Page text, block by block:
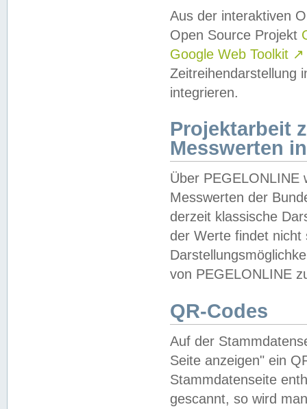
Aus der interaktiven
Open Source Projekt
Google Web Toolkit ↗
Zeitreihendarstellung
integrieren.
Projektarbeit
Messwerten
Über PEGELONLINE
Messwerten der
derzeit klassische
der Werte findet
von PEGELONLINE
QR-Codes
Auf der
Seite anzeigen" ein
Stammdatenseite
gescannt, so wird